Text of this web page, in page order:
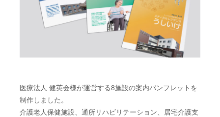
医療法人 健英会様が運営する8施設の案内パンフレットを
制作しました。
介護老人保健施設、通所リハビリテーション、居宅介護支